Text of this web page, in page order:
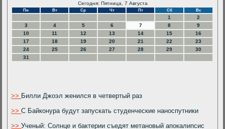
Сегодня: Пятница, 7 Августа
Пн Вт Ср Чт Пт Сб Вс
1
2
3
4 5 6 7 8
9
10
11 12 13 14 15
16
17
18 19 20 21 22
23
24
25 26 27 28 29
30
31
>> Билли Джоэл женился в четвертый раз
>>С Байконура будут запускать студенческие наноспутники
>>Ученый: Солнце и бактерии съедят метановый апокалипсис